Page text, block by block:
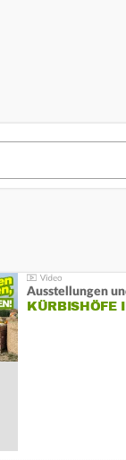
Ausstellungen
KÜRBISHÖFE